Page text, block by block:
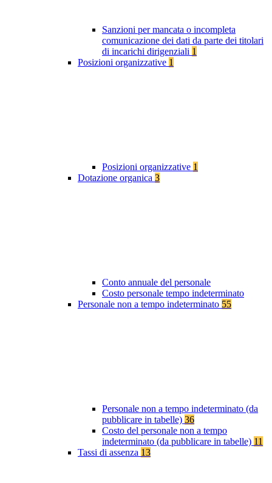
Sanzioni per mancata o incompleta
comunicazione dei dati da parte dei titolari
di incarichi dirigenziali 1
Posizioni organizzative 1
Posizioni organizzative 1
Dotazione organica 3
Conto annuale del personale
Costo personale tempo indeterminato
Personale non a tempo indeterminato 55
Personale non a tempo indeterminato (da
pubblicare in tabelle) 36
Costo del personale non a tempo
indeterminato (da pubblicare in tabelle) 11
Tassi di assenza 13